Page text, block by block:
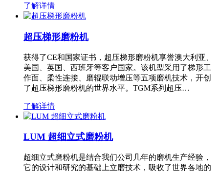
了解详情
超压梯形磨粉机
获得了CE和国家证书，超压梯形磨粉机享誉澳大利亚、
美国、英国、西班牙等客户国家。该机型采用了梯形工
作面、柔性连接、磨辊联动增压等五项磨机技术，开创
了超压梯形磨粉机的世界水平。TGM系列超压…
了解详情
LUM 超细立式磨粉机
超细立式磨粉机是结合我们公司几年的磨机生产经验，
它的设计和研究的基础上立磨技术，吸收了世界各地的